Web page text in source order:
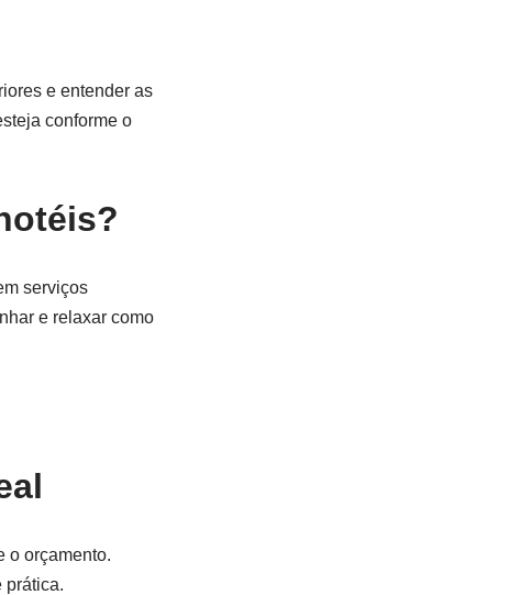
e entender as
conforme o
serviços
e relaxar como
o orçamento.
prática.